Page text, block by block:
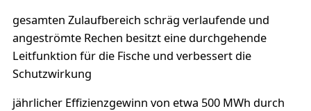
gesamten Zulaufbereich schräg verlaufende und
angeströmte Rechen besitzt eine durchgehende
Leitfunktion für die Fische und verbessert die
Schutzwirkung
jährlicher Effizienzgewinn von etwa 500 MWh durch